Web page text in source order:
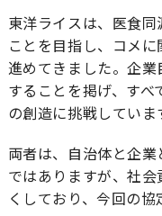
東洋ライスは、医食
ことを目指し、コメ
進めてきました。企
することを掲げ、す
の創造に挑戦していま
両者は、自治体と企
ではありますが、社
くしており、今回の協